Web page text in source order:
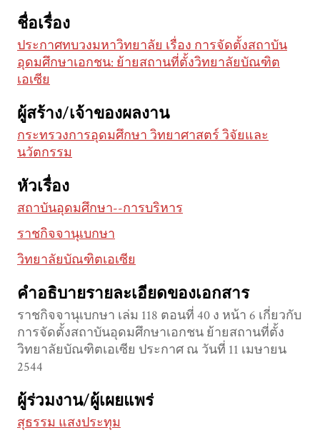
ชื่อเรื่อง
ประกาศทบวงมหาวิทยาลัย เรื่อง การจัดตั้งสถาบัน
อุดมศึกษาเอกชน: ย้ายสถานที่ตั้งวิทยาลัยบัณฑิต
เอเซีย
ผู้สร้าง/เจ้าของผลงาน
กระทรวงการอุดมศึกษา วิทยาศาสตร์ วิจัยและ
นวัตกรรม
หัวเรื่อง
สถาบันอุดมศึกษา--การบริหาร
ราชกิจจานุเบกษา
วิทยาลัยบัณฑิตเอเซีย
คำอธิบายรายละเอียดของเอกสาร
ราชกิจจานุเบกษา เล่ม 118 ตอนที่ 40 ง หน้า 6 เกี่ยวกับ
การจัดตั้งสถาบันอุดมศึกษาเอกชน ย้ายสถานที่ตั้ง
วิทยาลัยบัณฑิตเอเซีย ประกาศ ณ วันที่ 11 เมษายน
2544
ผู้ร่วมงาน/ผู้เผยแพร่
สุธรรม แสงประทุม